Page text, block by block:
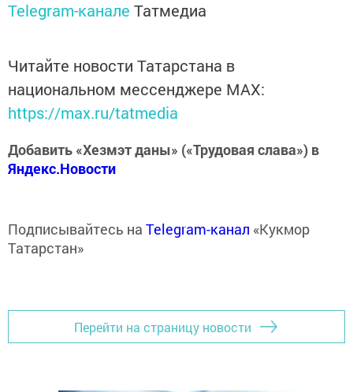
Telegram-канале Татмедиа
Читайте новости Татарстана в
национальном мессенджере MАХ:
https://max.ru/tatmedia
Добавить «Хезмэт даны» («Трудовая слава») в
Яндекс.Новости
Подписывайтесь на Telegram-канал «Кукмор
Татарстан»
Перейти на страницу новости